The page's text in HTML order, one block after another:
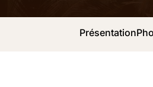
Présentation